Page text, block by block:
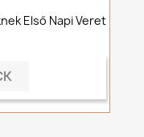
Első Napi Veret